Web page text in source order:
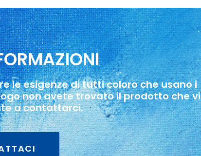
le esigenze di tutti coloro che usano i
non avete trovato il prodotto che vi
a contattarci.